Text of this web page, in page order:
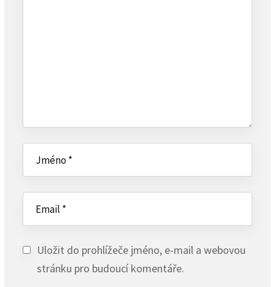
Uložit do prohlížeče jméno, e-mail a webovou
stránku pro budoucí komentáře.